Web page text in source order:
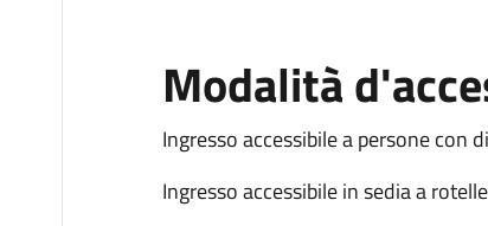
Modalità
Ingresso accessibile a persone con
Ingresso accessibile in sedia a rotelle